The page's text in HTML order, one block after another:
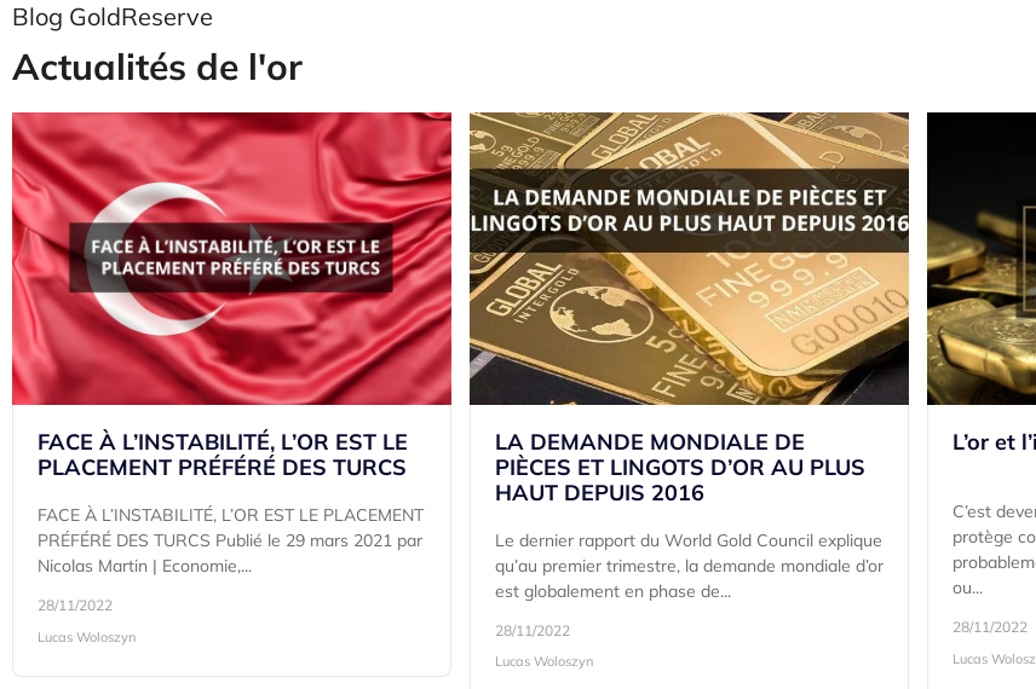
Blog GoldReserve
Actualités de l'or
FACE À L’INSTABILITÉ, L’OR EST LE
PLACEMENT PRÉFÉRÉ DES TURCS
FACE À L’INSTABILITÉ, L’OR EST LE PLACEMENT
PRÉFÉRÉ DES TURCS Publié le 29 mars 2021 par
Nicolas Martin | Economie,...
28/11/2022
Lucas Woloszyn
LA DEMANDE MONDIALE DE
PIÈCES ET LINGOTS D’OR AU PLUS
HAUT DEPUIS 2016
Le dernier rapport du World Gold Council explique
qu’au premier trimestre, la demande mondiale d’or
est globalement en phase de...
28/11/2022
Lucas Woloszyn
L’or et
C’est
protège
ou...
28/11/2022
Lucas